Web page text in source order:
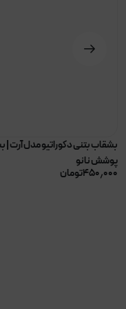
بشقاب بتنی دکوراتیو مدل آرت |
پوشش نانو
۴۵۰٫۰۰۰تومان